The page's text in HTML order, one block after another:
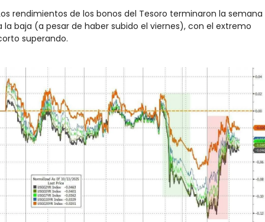
rendimientos de los bonos del Tesoro terminaron la semana
la baja (a pesar de haber subido el viernes), con el extremo
superando.